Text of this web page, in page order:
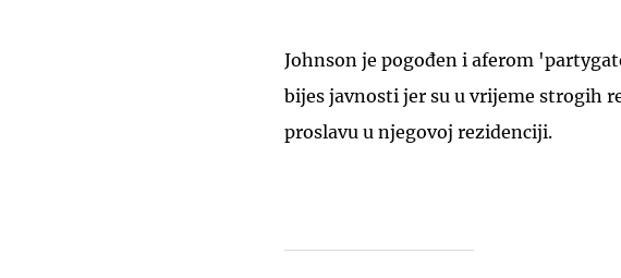
Johnson je pogođen i aferom
bijes javnosti jer su u vrijeme strogih
proslavu u njegovoj rezidenciji.